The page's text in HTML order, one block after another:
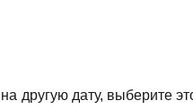
другую дату, выберите